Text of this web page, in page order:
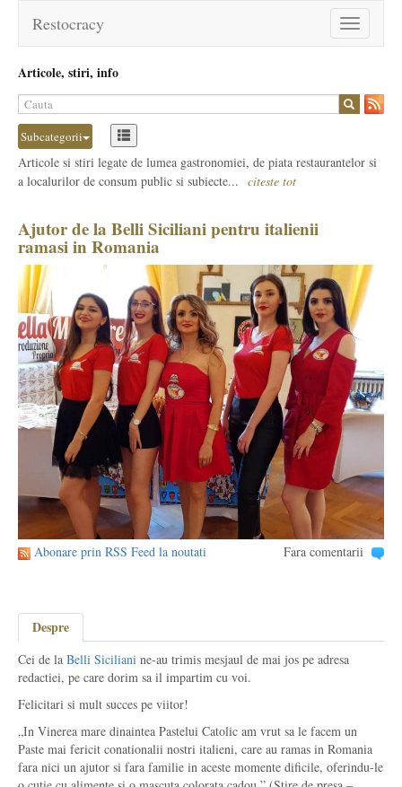
Toggle
navigation
Restocracy
Articole, stiri, info
Subcategorii
Articole si stiri legate de lumea gastronomiei, de piata restaurantelor si
a localurilor de consum public si subiecte... citeste tot
Ajutor de la Belli Siciliani pentru italienii
ramasi in Romania
Abonare prin RSS Feed la noutati Fara comentarii
Despre
Cei de la Belli Siciliani ne-au trimis mesjaul de mai jos pe adresa
redactiei, pe care dorim sa il impartim cu voi.
Felicitari si mult succes pe viitor!
„In Vinerea mare dinaintea Pastelui Catolic am vrut sa le facem un
Paste mai fericit conationalii nostri italieni, care au ramas in Romania
fara nici un ajutor si fara familie in aceste momente dificile, oferindu-le